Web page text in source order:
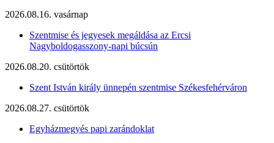
2026.08.16. vasárnap
Szentmise és jegyesek megáldása az Ercsi
Nagyboldogasszony-napi búcsún
2026.08.20. csütörtök
Szent István király ünnepén szentmise Székesfehérváron
2026.08.27. csütörtök
Egyházmegyés papi zarándoklat